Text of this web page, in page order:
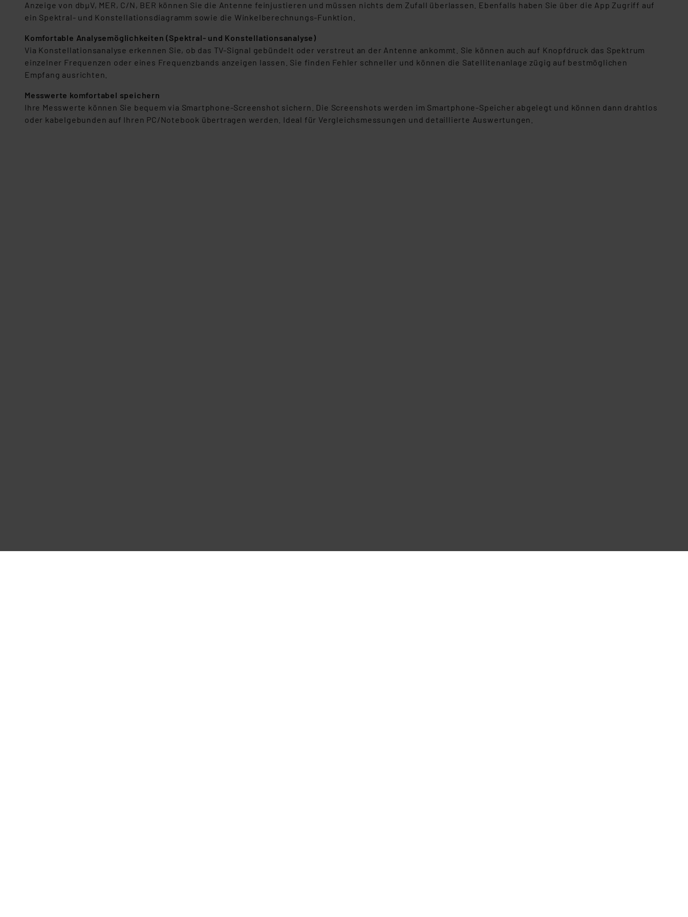
„Einige Drittanbieter verarbeiten personenbezogene Daten in den USA. Ihre Einwilligung zur Einbindung von Cookies
dieser Drittanbieter umfasst daher ggf. auch die Verarbeitung Ihrer Daten in den USA gemäß Art. 49 (1) lit. a DSGVO.
Nähere Infos zu diesen Drittanbietern und zu der jeweiligen Datenübermittlung erhalten Sie in der Datenschutzerklärung.
Für die USA besteht kein Angemessenheitsbeschluss der EU. Dies bedeutet, dass die USA als Land mit unzureichendem
Datenschutz nach EU-Standards eingestuft wird. So besteht etwa das Risiko, dass US-Behörden personenbezogene
Kommission sowie einer eigenen Beurteilung der mit der Datenübermittlung, insbesondere der Art der übermittelten
Daten, verbundenen Risiken.“
Anzeige von dbμV, MER, C/N, BER können Sie die Antenne feinjustieren und müssen nichts dem Zufall überlassen. Ebenfalls haben Sie über die App Zugriff auf
ein Spektral- und Konstellationsdiagramm sowie die Winkelberechnungs-Funktion.
Komfortable Analysemöglichkeiten (Spektral- und Konstellationsanalyse)
Via Konstellationsanalyse erkennen Sie, ob das TV-Signal gebündelt oder verstreut an der Antenne ankommt. Sie können auch auf Knopfdruck das Spektrum
einzelner Frequenzen oder eines Frequenzbands anzeigen lassen. Sie finden Fehler schneller und können die Satellitenanlage zügig auf bestmöglichen
Empfang ausrichten.
Messwerte komfortabel speichern
Ihre Messwerte können Sie bequem via Smartphone-Screenshot sichern. Die Screenshots werden im Smartphone-Speicher abgelegt und können dann drahtlos
oder kabelgebunden auf Ihren PC/Notebook übertragen werden. Ideal für Vergleichsmessungen und detaillierte Auswertungen.